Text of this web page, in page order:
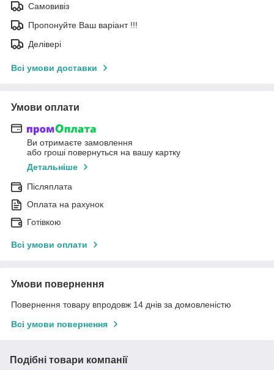
Самовивіз
Пропонуйте Ваш варіант !!!
Делівері
Всі умови доставки
Умови оплати
Ви отримаєте замовлення
або гроші повернуться на вашу картку
Детальніше
Післяплата
Оплата на рахунок
Готівкою
Всі умови оплати
Умови повернення
Повернення товару впродовж 14 днів за домовленістю
Всі умови повернення
Подібні товари компанії